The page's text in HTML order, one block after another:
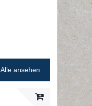
Alle ansehen